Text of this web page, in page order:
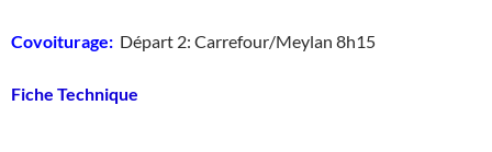
Covoiturage: Départ 2: Carrefour/Meylan 8h15
Fiche Technique